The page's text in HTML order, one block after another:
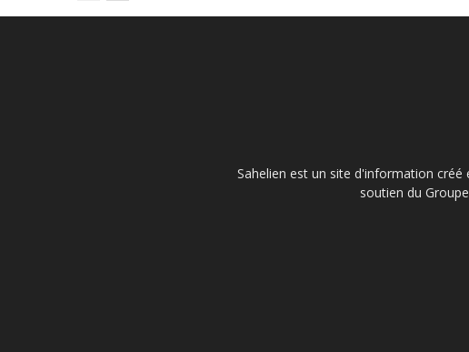
Sahelien est un site d'information créé
soutien du